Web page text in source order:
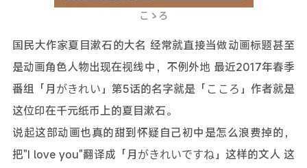
こゝろ
国民大作家夏目漱石的大名 经常就直接当做动画标题甚至
是动画角色人物出现在视线中，不例外地 最近2017年春季
番组「月がきれい」第5话的名字就是「こころ」作者就是
这位印在千元纸币上的夏目漱石。
说起这部动画也真的甜到怀疑自己初中是怎么浪费掉的，
把"I love you"翻译成「月がきれいですね」这样的文人 这